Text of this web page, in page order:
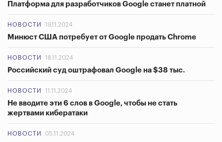
Платформа для разработчиков Google станет платной
НОВОСТИ 19.11.2024
Минюст США потребует от Google продать Chrome
НОВОСТИ 18.11.2024
Российский суд оштрафовал Google на $38 тыс.
НОВОСТИ 11.11.2024
Не вводите эти 6 слов в Google, чтобы не стать
жертвами кибератаки
НОВОСТИ 05.11.2024